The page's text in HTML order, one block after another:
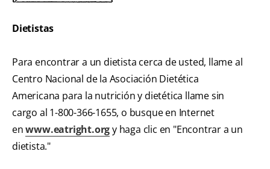
Dietistas
Para encontrar a un dietista cerca de usted, llame al
Centro Nacional de la Asociación Dietética
Americana para la nutrición y dietética llame sin
cargo al 1-800-366-1655, o busque en Internet
enwww.eatright.orgy haga clic en "Encontrar a un
dietista."